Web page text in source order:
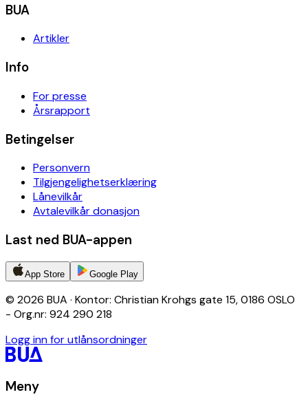
BUA
Artikler
Info
For presse
Årsrapport
Betingelser
Personvern
Tilgjengelighetserklæring
Lånevilkår
Avtalevilkår donasjon
Last ned BUA-appen
App Store Google Play
© 2026 BUA · Kontor: Christian Krohgs gate 15, 0186 OSLO
- Org.nr: 924 290 218
Logg inn for utlånsordninger
Meny